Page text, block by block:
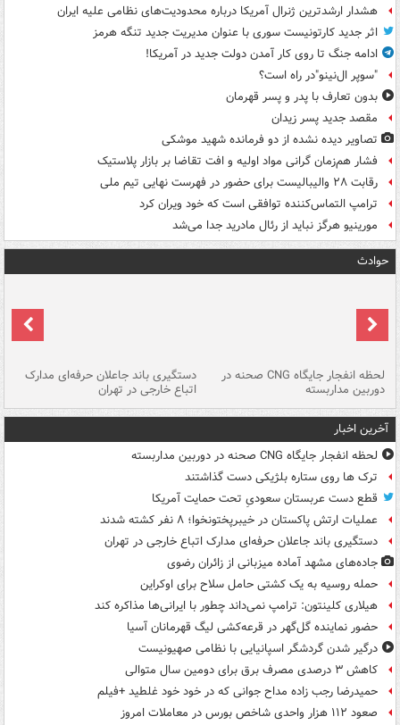
هشدار ارشدترین ژنرال آمریکا درباره محدودیت‌های نظامی علیه ایران
اثر جدید کارتونیست سوری با عنوان مدیریت جدید تنگه هرمز
ادامه جنگ تا روی کار آمدن دولت جدید در آمریکا!
"سوپر ال‌نینو"در راه است؟
بدون تعارف با پدر و پسر قهرمان
مقصد جدید پسر زیدان
تصاویر دیده‌ نشده از دو فرمانده شهید موشکی
فشار هم‌زمان گرانی مواد اولیه و افت تقاضا بر بازار پلاستیک
رقابت ۲۸ والیبالیست برای حضور در فهرست نهایی تیم ملی
ترامپ التماس‌کننده توافقی است که خود ویران کرد
مورینیو هرگز نباید از رئال مادرید جدا می‌شد
حوادث
لحظه انفجار جایگاه CNG صحنه در
دوربین مداربسته
دستگیری باند جاعلان حرفه‌ای مدارک
اتباع خارجی در تهران
آخرین اخبار
لحظه انفجار جایگاه CNG صحنه در دوربین مداربسته
ترک ها روی ستاره بلژیکی دست گذاشتند
قطع دست عربستان سعودیِ تحت حمایت آمریکا
عملیات ارتش پاکستان در خیبرپختونخوا؛ ۸ نفر کشته شدند
دستگیری باند جاعلان حرفه‌ای مدارک اتباع خارجی در تهران
جاده‌های مشهد آماده میزبانی از زائران رضوی
حمله روسیه به یک کشتی حامل سلاح برای اوکراین
هیلاری کلینتون: ترامپ نمی‌داند چطور با ایرانی‌ها مذاکره کند
حضور نماینده گل‌گهر در قرعه‌کشی لیگ قهرمانان آسیا
درگیر شدن گردشگر اسپانیایی با نظامی صهیونیست
کاهش ۳ درصدی مصرف برق برای دومین سال متوالی
حمیدرضا رجب زاده مداح جوانی که در خود خود غلطید +فیلم
صعود ۱۱۲ هزار واحدی شاخص بورس در معاملات امروز